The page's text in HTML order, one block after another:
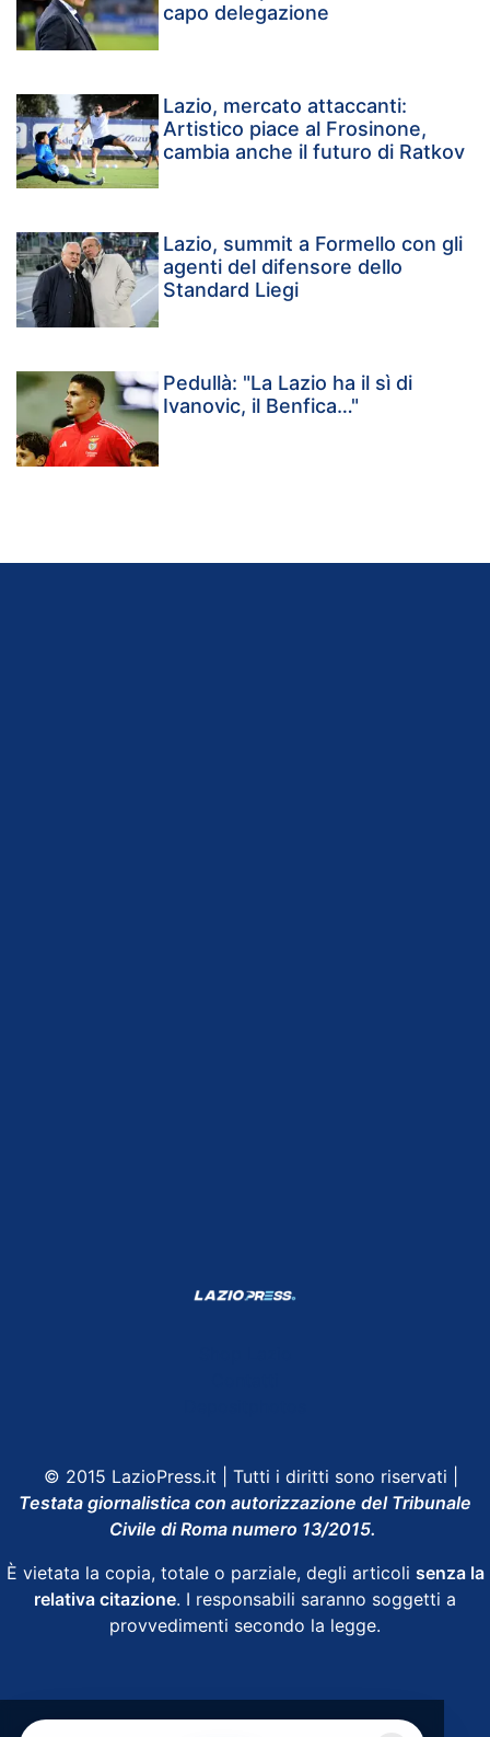
capo delegazione
Lazio, mercato attaccanti:
Artistico piace al Frosinone,
cambia anche il futuro di Ratkov
Lazio, summit a Formello con gli
agenti del difensore dello
Standard Liegi
Pedullà: "La Lazio ha il sì di
Ivanovic, il Benfica…"
© 2015 LazioPress.it | Tutti i diritti sono riservati |
Testata giornalistica con autorizzazione del Tribunale
Civile di Roma numero 13/2015.
È vietata la copia, totale o parziale, degli articoli senza la
relativa citazione. I responsabili saranno soggetti a
provvedimenti secondo la legge.